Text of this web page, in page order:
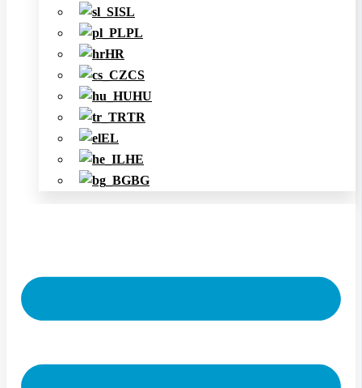
SL
PL
HR
CS
HU
TR
EL
HE
BG